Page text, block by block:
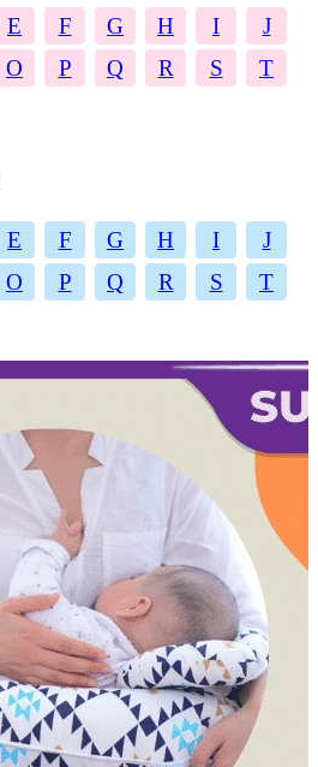
E F G H I
J
O P Q R S
T
E F G H I
J
O P Q R S
T